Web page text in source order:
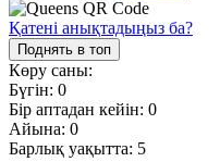
Қатені анықтадыңыз ба?
Поднять в топ
Көру саны:
Бүгін: 0
Бір аптадан кейін: 0
Айына: 0
Барлық уақытта: 5